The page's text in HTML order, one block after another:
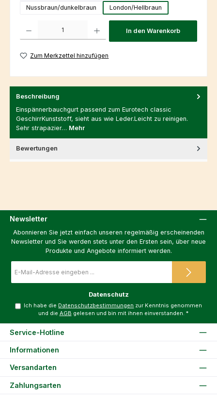
Nussbraun/dunkelbraun
London/Hellbraun
In den Warenkorb
Zum Merkzettel hinzufügen
Beschreibung
Einspännerbauchgurt passend zum Eurotech classic
GeschirrKunststoff, sieht aus wie Leder.Leicht zu reinigen.
Sehr strapazier… Mehr
Bewertungen
Newsletter
Abonnieren Sie jetzt einfach unseren regelmäßig erscheinenden
Newsletter und Sie werden stets unter den Ersten sein, über neue
Produkte und Angebote informiert werden.
Mail-
Adresse
Datenschutz
Ich habe die Datenschutzbestimmungen zur Kenntnis genommen
und die AGB gelesen und bin mit ihnen einverstanden. *
Service-Hotline
Informationen
Versandarten
Zahlungsarten